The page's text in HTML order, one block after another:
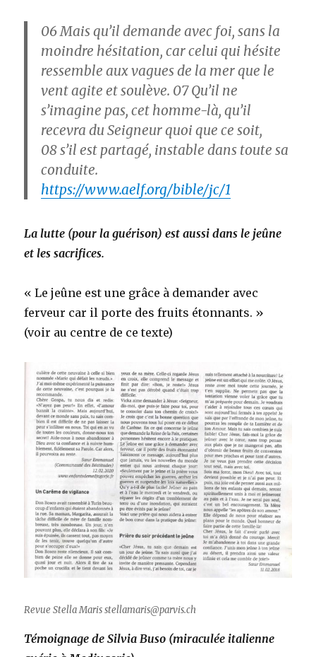
06Mais qu’il demande avec foi, sans la
moindre hésitation, car celui qui hésite
ressemble aux vagues de la mer que le
vent agite et soulève. 07Qu’il ne
s’imagine pas, cet homme-là, qu’il
recevra du Seigneur quoi que ce soit,
08s’il est partagé, instable dans toute sa
conduite.
https://www.aelf.org/bible/jc/1
La lutte (pour la guérison) est aussi dans le jeûne
et les sacrifices.
« Le jeûne est une grâce à demander avec
ferveur car il porte des fruits étonnants. »
(voir au centre de ce texte)
Revue Stella Maris stellamaris@parvis.ch
Témoignage de Silvia Buso (miraculée italienne